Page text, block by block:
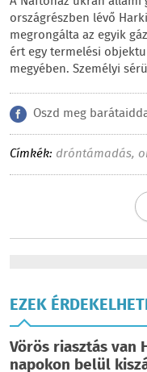
országrészben lévő
megrongálta az egyik
ért egy termelési
megyében. Személyi
Oszd meg
Címkék: dróntámadás,
EZEK
Vörös riasztás van
napokon belül